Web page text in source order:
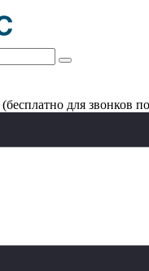
(бесплатно для звонков